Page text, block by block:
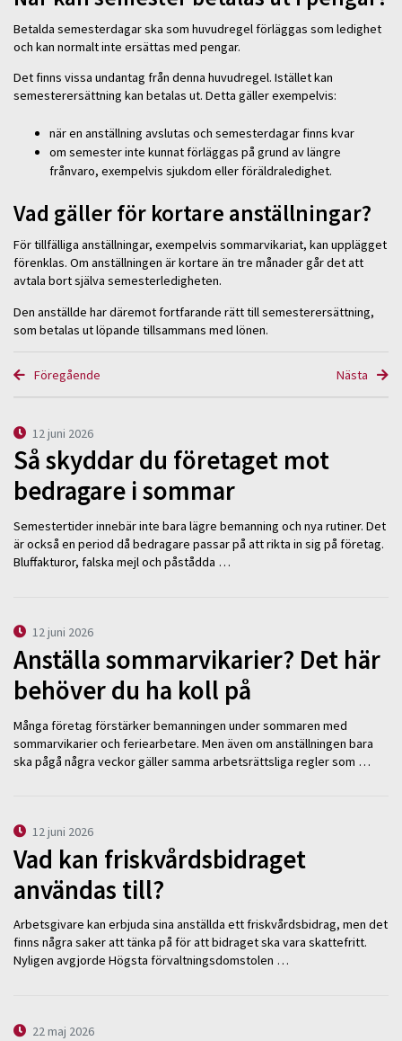
Betalda semesterdagar ska som huvudregel förläggas som ledighet
och kan normalt inte ersättas med pengar.
Det finns vissa undantag från denna huvudregel. Istället kan
semesterersättning kan betalas ut. Detta gäller exempelvis:
när en anställning avslutas och semesterdagar finns kvar
om semester inte kunnat förläggas på grund av längre
frånvaro, exempelvis sjukdom eller föräldraledighet.
Vad gäller för kortare anställningar?
För tillfälliga anställningar, exempelvis sommarvikariat, kan upplägget
förenklas. Om anställningen är kortare än tre månader går det att
avtala bort själva semesterledigheten.
Den anställde har däremot fortfarande rätt till semesterersättning,
som betalas ut löpande tillsammans med lönen.
Föregående Nästa
12 juni 2026
Så skyddar du företaget mot
bedragare i sommar
Semestertider innebär inte bara lägre bemanning och nya rutiner. Det
är också en period då bedragare passar på att rikta in sig på företag.
Bluffakturor, falska mejl och påstådda …
12 juni 2026
Anställa sommarvikarier? Det här
behöver du ha koll på
Många företag förstärker bemanningen under sommaren med
sommarvikarier och feriearbetare. Men även om anställningen bara
ska pågå några veckor gäller samma arbetsrättsliga regler som …
12 juni 2026
Vad kan friskvårdsbidraget
användas till?
Arbetsgivare kan erbjuda sina anställda ett friskvårdsbidrag, men det
finns några saker att tänka på för att bidraget ska vara skattefritt.
Nyligen avgjorde Högsta förvaltningsdomstolen …
22 maj 2026